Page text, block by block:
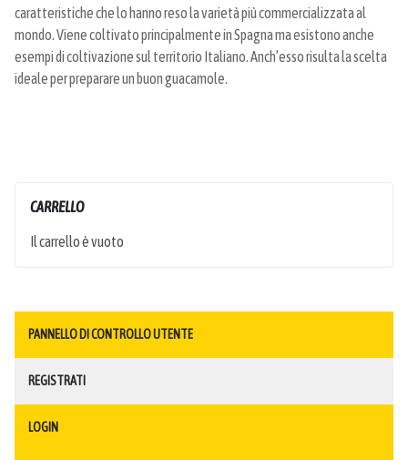
caratteristiche che lo hanno reso la varietà più commercializzata al
mondo. Viene coltivato principalmente in Spagna ma esistono anche
esempi di coltivazione sul territorio Italiano. Anch’esso risulta la scelta
ideale per preparare un buon guacamole.
CARRELLO
Il carrello è vuoto
PANNELLO DI CONTROLLO UTENTE
REGISTRATI
LOGIN